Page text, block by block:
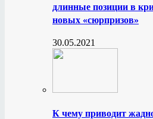
длинные позиции в
новых «сюрпризов»
30.05.2021
К чему приводит